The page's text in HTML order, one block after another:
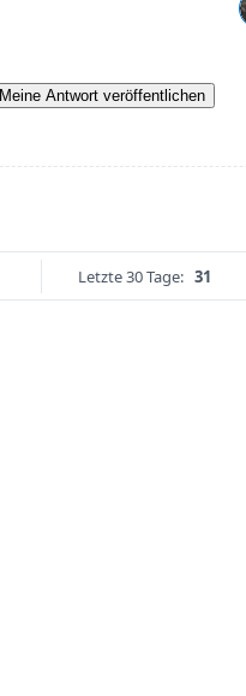
Meine Antwort veröffentlichen
Letzte 30 Tage: 31